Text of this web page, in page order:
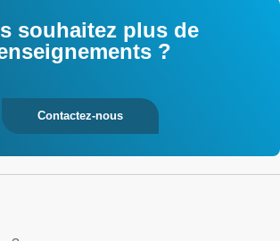
souhaitez plus de
?
Contactez-nous